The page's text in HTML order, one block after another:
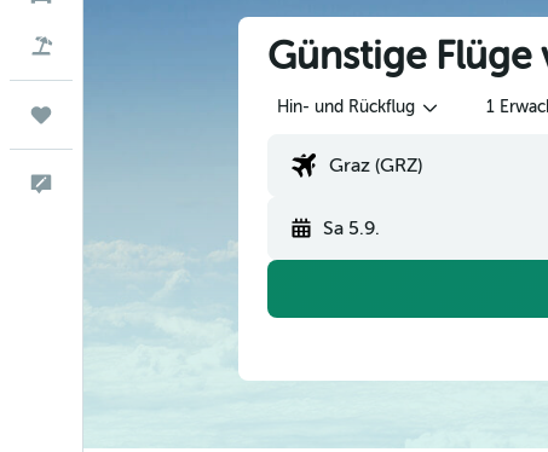
Günstige Flüge
Hin- und Rückflug 1
Sa 5.9.